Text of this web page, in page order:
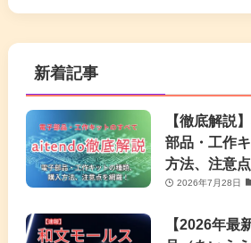
新着記事
【徹底解説
部品・工作
方法、注意
2026年7月28日
【2026年最